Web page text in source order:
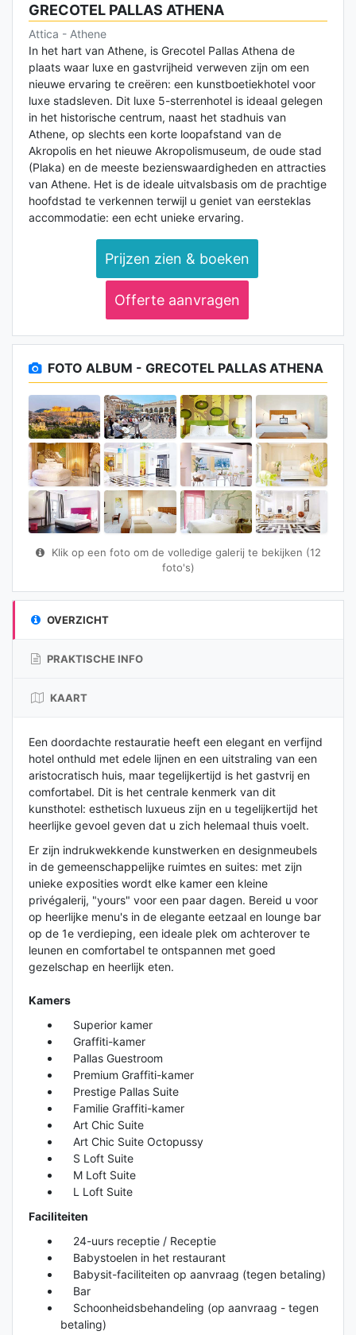
GRECOTEL PALLAS ATHENA
Attica - Athene
In het hart van Athene, is Grecotel Pallas Athena de
plaats waar luxe en gastvrijheid verweven zijn om een ​​
nieuwe ervaring te creëren: een kunstboetiekhotel voor
luxe stadsleven. Dit luxe 5-sterrenhotel is ideaal gelegen
in het historische centrum, naast het stadhuis van
Athene, op slechts een korte loopafstand van de
Akropolis en het nieuwe Akropolismuseum, de oude stad
(Plaka) en de meeste bezienswaardigheden en attracties
van Athene. Het is de ideale uitvalsbasis om de prachtige
hoofdstad te verkennen terwijl u geniet van eersteklas
accommodatie: een echt unieke ervaring.
Prijzen zien & boeken
Offerte aanvragen
FOTO ALBUM - GRECOTEL PALLAS ATHENA
Klik op een foto om de volledige galerij te bekijken (12
foto's)
OVERZICHT
PRAKTISCHE INFO
KAART
Een doordachte restauratie heeft een elegant en verfijnd
hotel onthuld met edele lijnen en een uitstraling van een
aristocratisch huis, maar tegelijkertijd is het gastvrij en
comfortabel. Dit is het centrale kenmerk van dit
kunsthotel: esthetisch luxueus zijn en u tegelijkertijd het
heerlijke gevoel geven dat u zich helemaal thuis voelt.
Er zijn indrukwekkende kunstwerken en designmeubels
in de gemeenschappelijke ruimtes en suites: met zijn
unieke exposities wordt elke kamer een kleine
privégalerij, "yours" voor een paar dagen. Bereid u voor
op heerlijke menu's in de elegante eetzaal en lounge bar
op de 1e verdieping, een ideale plek om achterover te
leunen en comfortabel te ontspannen met goed
gezelschap en heerlijk eten.
Kamers
Superior kamer
Graffiti-kamer
Pallas Guestroom
Premium Graffiti-kamer
Prestige Pallas Suite
Familie Graffiti-kamer
Art Chic Suite
Art Chic Suite Octopussy
S Loft Suite
M Loft Suite
L Loft Suite
Faciliteiten
24-uurs receptie / Receptie
Babystoelen in het restaurant
Babysit-faciliteiten op aanvraag (tegen betaling)
Bar
Schoonheidsbehandeling (op aanvraag - tegen
betaling)